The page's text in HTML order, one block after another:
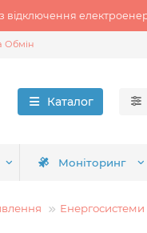
відключення
Обмін
Каталог
Моніторинг
Енергосистеми